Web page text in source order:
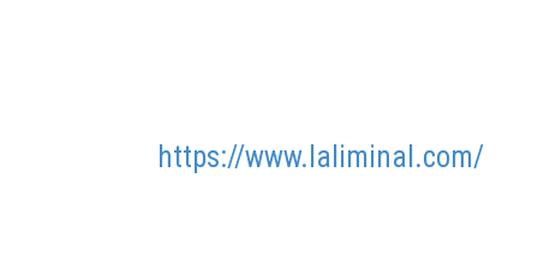
https://www.laliminal.com/